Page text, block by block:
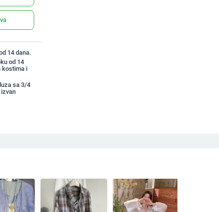
14 dana.
od 14
kostima i
sa 3/4